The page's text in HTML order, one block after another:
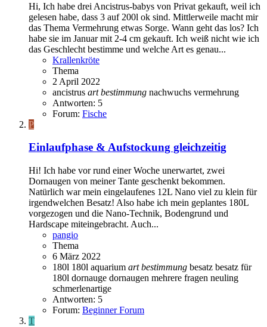
Hi, Ich habe drei Ancistrus-babys von Privat gekauft, weil ich
gelesen habe, dass 3 auf 200l ok sind. Mittlerweile macht mir
das Thema Vermehrung etwas Sorge. Wann geht das los? Ich
habe sie im Januar mit 2-4 cm gekauft. Ich weiß nicht wie ich
das Geschlecht bestimme und welche Art es genau...
Krallenkröte
Thema
2 April 2022
ancistrus art bestimmung nachwuchs vermehrung
Antworten: 5
Forum: Fische
P
Einlaufphase & Aufstockung gleichzeitig
Hi! Ich habe vor rund einer Woche unerwartet, zwei
Dornaugen von meiner Tante geschenkt bekommen.
Natürlich war mein eingelaufenes 12L Nano viel zu klein für
irgendwelchen Besatz! Also habe ich mein geplantes 180L
vorgezogen und die Nano-Technik, Bodengrund und
Hardscape miteingebracht. Auch...
pangio
Thema
6 März 2022
180l 180l aquarium art bestimmung besatz besatz für
180l dornauge dornaugen mehrere fragen neuling
schmerlenartige
Antworten: 5
Forum: Beginner Forum
T